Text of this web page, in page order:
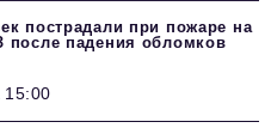
пострадали при пожаре на
после падения обломков
15:00